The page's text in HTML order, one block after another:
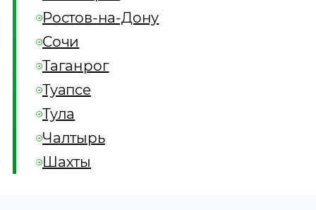
Ростов-на-Дону
Сочи
Таганрог
Туапсе
Тула
Чалтырь
Шахты